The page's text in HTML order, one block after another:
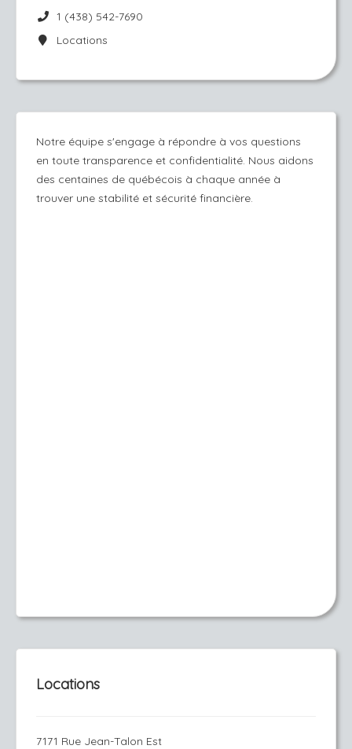
1 (438) 542-7690
Locations
Notre équipe s'engage à répondre à vos questions
en toute transparence et confidentialité. Nous aidons
des centaines de québécois à chaque année à
trouver une stabilité et sécurité financière.
Locations
7171 Rue Jean-Talon Est